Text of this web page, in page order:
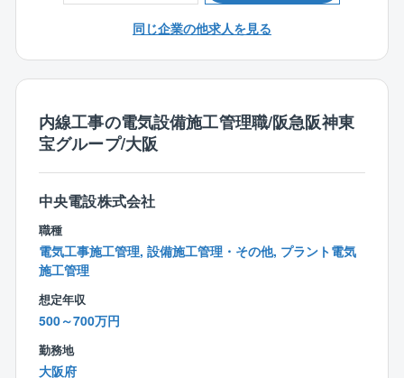
■就業環境について：中期経営計画「Vision19」におい
て、重点施策のひとつに「ワークライフ・バランス施
策の再構築」を掲げ、労働環境の改善に向けて、積極
残業が超過する場合、マネジメント管理されている
為、超えないよう別部署からの応援があります。また
■同社の魅力と特徴：
◇電気設備業界における長年の実績：電気設備を中心
に、電力設備・屋外通信設備・情報ネットワーク設
備・機械設備・プラント設備を含めた、総合エンジニ
アリング企業として、幅広い事業領域・長年の信頼と
実績・高い技術力を誇ります。
◇積極的な海外展開：同社は50カ国以上にわたり、19
60年代後半から幅広い分野の設備工事で実績を残して
同じ企業の他求人を見る
内線工事の電気設備施工管理職/阪急阪神東
宝グループ/大阪
中央電設株式会社
職種
電気工事施工管理, 設備施工管理・その他, プラント電気
施工管理
想定年収
500～700万円
勤務地
大阪府